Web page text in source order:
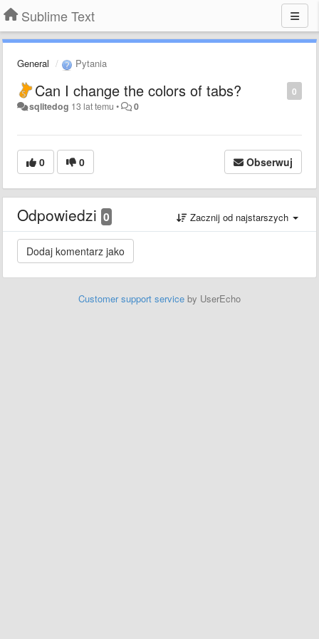
Sublime Text
General Pytania
0
Can I change the colors of tabs?
sqlitedog 13 lat temu • 0
0 0 Obserwuj
Odpowiedzi 0 Zacznij od najstarszych
Customer support service by UserEcho